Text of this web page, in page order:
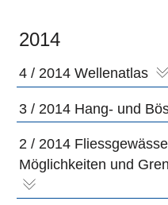
2014
4 / 2014 Wellenatlas
3 / 2014 Hang- und
2 / 2014
Möglichkeiten und